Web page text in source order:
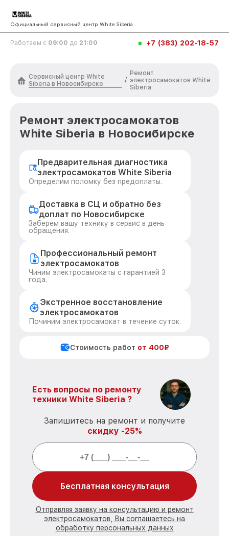
Официальный сервисный центр White Siberia
Работаем с 09:00 до 21:00 +7 (383) 202-18-57
Сервисный центр White
Siberia в Новосибирске
/
Ремонт
электросамокатов White
Siberia
Ремонт электросамокатов
White Siberia в Новосибирске
Предварительная диагностика
электросамокатов White Siberia
Определим поломку без предоплаты.
Доставка в СЦ и обратно без
доплат по Новосибирске
Заберем вашу технику в сервис в день
обращения.
Профессиональный ремонт
электросамокатов
Чиним электросамокаты с гарантией 3
года.
Экстренное восстановление
электросамокатов
Починим электросамокат в течение суток.
Стоимость работ от 400₽
Есть вопросы по ремонту
техники White Siberia ?
Запишитесь на ремонт и получите
скидку -25%
Бесплатная консультация
Отправляя заявку на консультацию и ремонт
электросамокатов, Вы соглашаетесь на
обработку персональных данных